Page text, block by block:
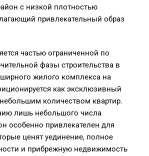
с низкой плотностью
привлекательный образ
частью ограниченной по
фазы строительства в
жилого комплекса на
как эксклюзивный
количеством квартир.
лишь небольшого числа
особенно привлекателен для
ценят уединение, полное
и прибрежную недвижимость